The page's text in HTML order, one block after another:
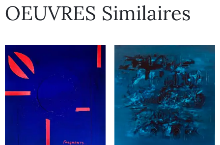
OEUVRES Similaires